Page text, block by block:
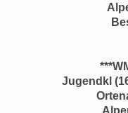
Jugendkl